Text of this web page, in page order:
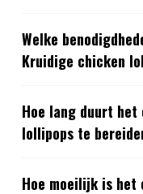
Welke
Kruidige chicken
Hoe lang duurt
lollipops te
Hoe moeilijk is het